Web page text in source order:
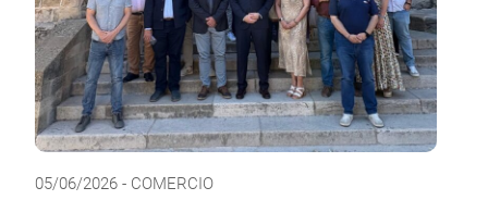
05/06/2026 - COMERCIO